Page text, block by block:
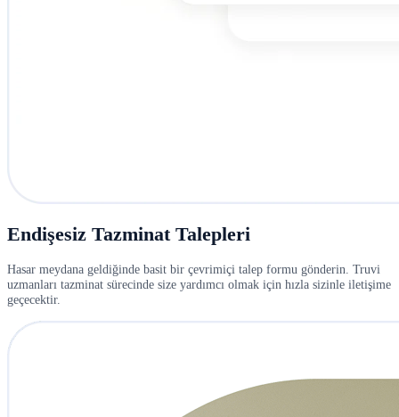
Endişesiz Tazminat Talepleri
Hasar meydana geldiğinde basit bir çevrimiçi talep formu gönderin. Truvi
uzmanları tazminat sürecinde size yardımcı olmak için hızla sizinle iletişime
geçecektir.